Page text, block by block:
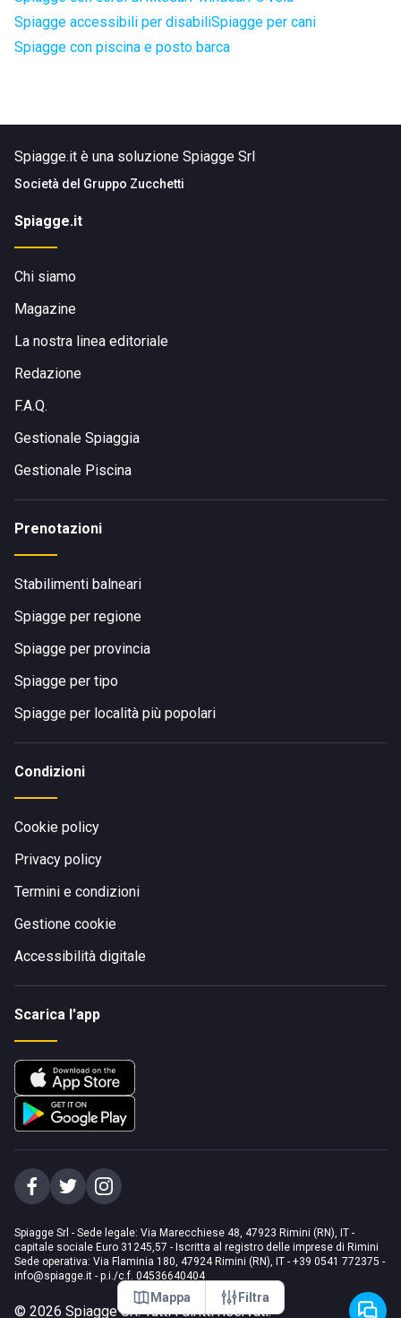
Mappa Filtra
Spiagge accessibili per disabiliSpiagge per cani
Spiagge con piscina e posto barca
Spiagge.it è una soluzione Spiagge Srl
Società del Gruppo Zucchetti
Spiagge.it
Chi siamo
Magazine
La nostra linea editoriale
Redazione
F.A.Q.
Gestionale Spiaggia
Gestionale Piscina
Prenotazioni
Stabilimenti balneari
Spiagge per regione
Spiagge per provincia
Spiagge per tipo
Spiagge per località più popolari
Condizioni
Cookie policy
Privacy policy
Termini e condizioni
Gestione cookie
Accessibilità digitale
Scarica l'app
Spiagge Srl - Sede legale: Via Marecchiese 48, 47923 Rimini (RN), IT -
capitale sociale Euro 31245,57 - Iscritta al registro delle imprese di Rimini
Sede operativa: Via Flaminia 180, 47924 Rimini (RN), IT - +39 0541 772375 -
info@spiagge.it - p.i./c.f. 04536640404
© 2026 Spiagge Srl. Tutti i diritti riservati.